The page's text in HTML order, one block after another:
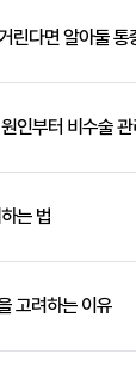
린다면 알아둘
인부터 비수술
는 법
고려하는 이유